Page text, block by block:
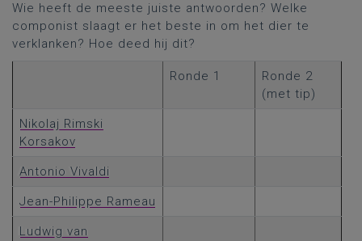
Wie heeft de meeste juiste antwoorden? Welke
componist slaagt er het beste in om het dier te
verklanken? Hoe deed hij dit?
Ronde 1
Ronde 2
(met tip)
Nikolaj Rimski
Korsakov
Antonio Vivaldi
Jean-Philippe Rameau
Ludwig van